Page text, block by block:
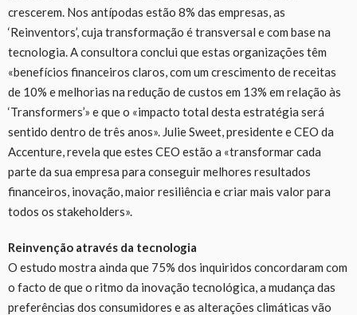
crescerem. Nos antípodas estão 8% das empresas, as
‘Reinventors’, cuja transformação é transversal e com base na
tecnologia. A consultora conclui que estas organizações têm
«benefícios financeiros claros, com um crescimento de receitas
de 10% e melhorias na redução de custos em 13% em relação às
‘Transformers’» e que o «impacto total desta estratégia será
sentido dentro de três anos». Julie Sweet, presidente e CEO da
Accenture, revela que estes CEO estão a «transformar cada
parte da sua empresa para conseguir melhores resultados
financeiros, inovação, maior resiliência e criar mais valor para
todos os stakeholders».
Reinvenção através da tecnologia
O estudo mostra ainda que 75% dos inquiridos concordaram com
o facto de que o ritmo da inovação tecnológica, a mudança das
preferências dos consumidores e as alterações climáticas vão